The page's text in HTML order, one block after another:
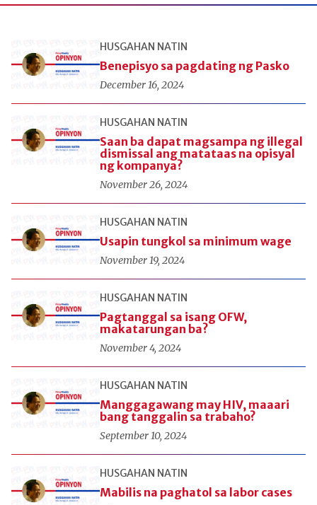
HUSGAHAN NATIN
Benepisyo sa pagdating ng Pasko
December 16, 2024
HUSGAHAN NATIN
Saan ba dapat magsampa ng illegal
dismissal ang matataas na opisyal
ng kompanya?
November 26, 2024
HUSGAHAN NATIN
Usapin tungkol sa minimum wage
November 19, 2024
HUSGAHAN NATIN
Pagtanggal sa isang OFW,
makatarungan ba?
November 4, 2024
HUSGAHAN NATIN
Manggagawang may HIV, maaari
bang tanggalin sa trabaho?
September 10, 2024
HUSGAHAN NATIN
Mabilis na paghatol sa labor cases